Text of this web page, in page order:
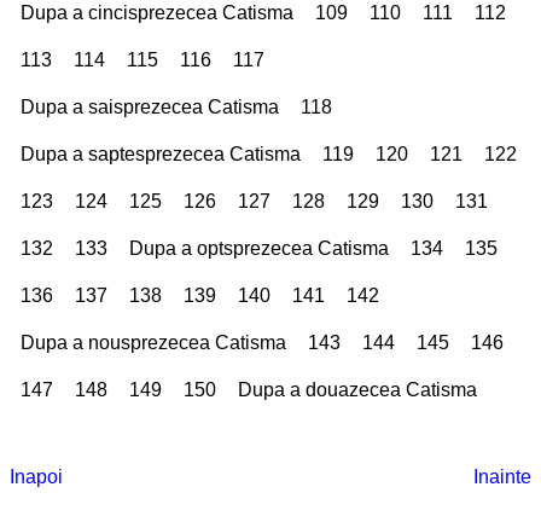
Dupa a cincisprezecea Catisma 109 110 111 112
113 114 115 116 117
Dupa a saisprezecea Catisma 118
Dupa a saptesprezecea Catisma 119 120 121 122
123 124 125 126 127 128 129 130 131
132 133 Dupa a optsprezecea Catisma 134 135
136 137 138 139 140 141 142
Dupa a nousprezecea Catisma 143 144 145 146
147 148 149 150 Dupa a douazecea Catisma
Inapoi Inainte